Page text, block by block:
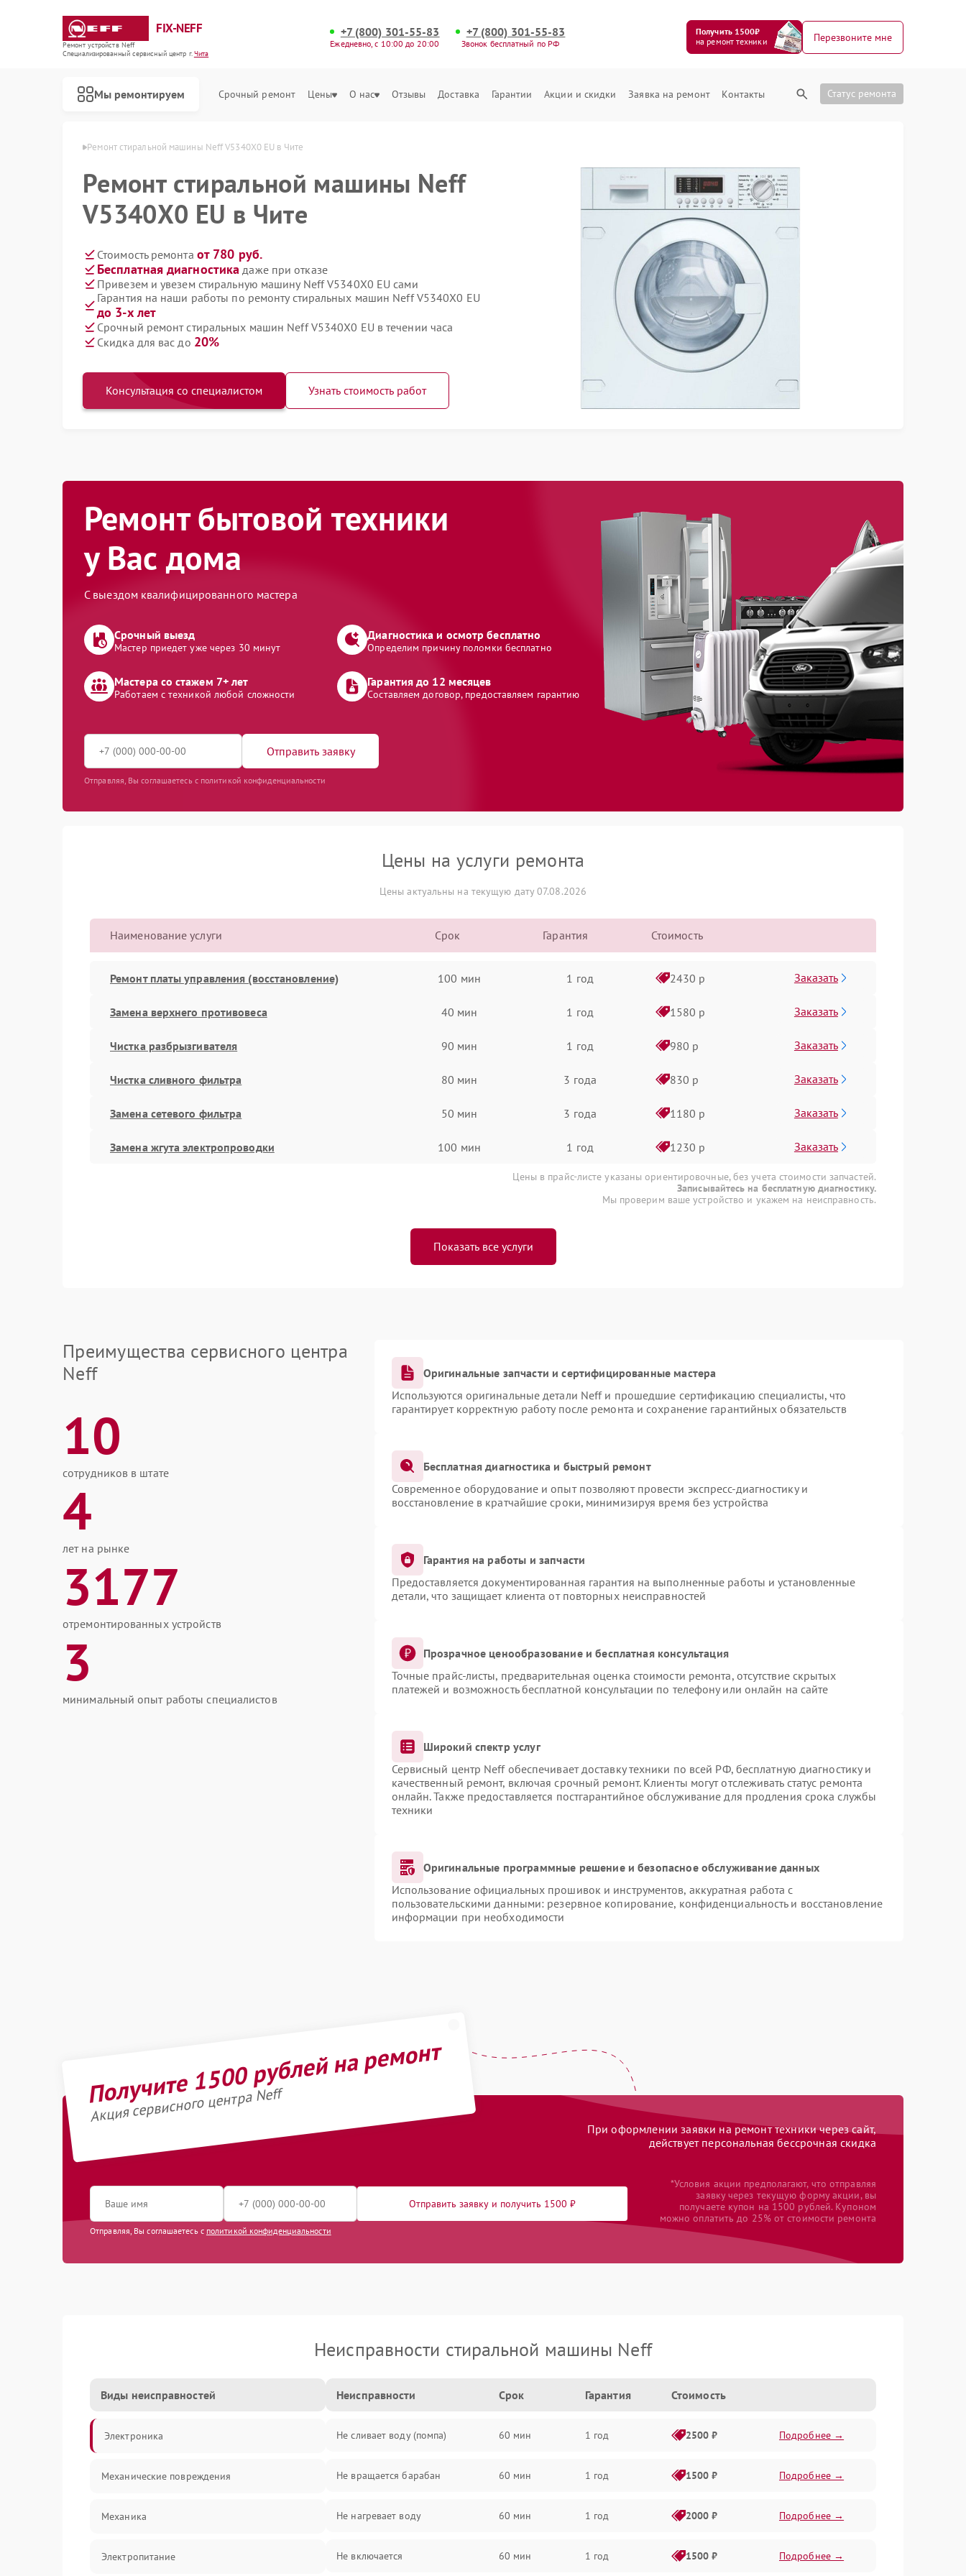
FIX-NEFF
Ремонт устройств Neff
Специализированный cервисный центр г.Чита
+7 (800) 301-55-83
Ежедневно, с 10:00 до 20:00
+7 (800) 301-55-83
Звонок бесплатный по РФ
Получить 1500₽
на ремонт техники
Перезвоните мне
Мы ремонтируем Срочный ремонт Цены О нас Отзывы Доставка Гарантии Акции и скидки Заявка на ремонт Контакты Статус ремонта
машин Neff в Чите Ремонт стиральной машины Neff V5340X0 EU в Чите
Ремонт стиральной машины Neff
V5340X0 EU в Чите
Стоимость ремонта от 780 руб.
Бесплатная диагностика даже при отказе
Привезем и увезем стиральную машину Neff V5340X0 EU сами
Гарантия на наши работы по ремонту стиральных машин Neff V5340X0 EU
до 3-х лет
Срочный ремонт стиральных машин Neff V5340X0 EU в течении часа
Скидка для вас до 20%
Консультация со специалистом Узнать стоимость работ
Ремонт бытовой техники
у Вас дома
С выездом квалифицированного мастера
Срочный выезд
Мастер приедет уже через 30 минут
Диагностика и осмотр бесплатно
Определим причину поломки бесплатно
Мастера со стажем 7+ лет
Работаем с техникой любой сложности
Гарантия до 12 месяцев
Составляем договор, предоставляем гарантию
Отправить заявку
Отправляя, Вы соглашаетесь с политикой конфиденциальности
Цены на услуги ремонта
Цены актуальны на текущую дату 07.08.2026
Наименование услуги Срок Гарантия Стоимость
Ремонт платы управления (восстановление) 100 мин 1 год 2430 р Заказать
Замена верхнего противовеса 40 мин 1 год 1580 р Заказать
Чистка разбрызгивателя 90 мин 1 год 980 р Заказать
Чистка сливного фильтра 80 мин 3 года 830 р Заказать
Замена сетевого фильтра 50 мин 3 года 1180 р Заказать
Замена жгута электропроводки 100 мин 1 год 1230 р Заказать
Цены в прайс-листе указаны ориентировочные, без учета стоимости запчастей.
Записывайтесь на бесплатную диагностику.
Мы проверим ваше устройство и укажем на неисправность.
Показать все услуги
Преимущества сервисного центра
Neff
10
сотрудников в штате
4
лет на рынке
3177
отремонтированных устройств
3
минимальный опыт работы специалистов
Оригинальные запчасти и сертифицированные мастера
Используются оригинальные детали Neff и прошедшие сертификацию специалисты, что
гарантирует корректную работу после ремонта и сохранение гарантийных обязательств
Бесплатная диагностика и быстрый ремонт
Современное оборудование и опыт позволяют провести экспресс-диагностику и
восстановление в кратчайшие сроки, минимизируя время без устройства
Гарантия на работы и запчасти
Предоставляется документированная гарантия на выполненные работы и установленные
детали, что защищает клиента от повторных неисправностей
Прозрачное ценообразование и бесплатная консультация
Точные прайс-листы, предварительная оценка стоимости ремонта, отсутствие скрытых
платежей и возможность бесплатной консультации по телефону или онлайн на сайте
Широкий спектр услуг
Сервисный центр Neff обеспечивает доставку техники по всей РФ, бесплатную диагностику и
качественный ремонт, включая срочный ремонт. Клиенты могут отслеживать статус ремонта
онлайн. Также предоставляется постгарантийное обслуживание для продления срока службы
техники
Оригинальные программные решение и безопасное обслуживание данных
Использование официальных прошивок и инструментов, аккуратная работа с
пользовательскими данными: резервное копирование, конфиденциальность и восстановление
информации при необходимости
Получите 1500 рублей на ремонт
Акция сервисного центра Neff
При оформлении заявки на ремонт техники через сайт,
действует персональная бессрочная скидка
Отправить заявку и получить 1500 ₽
Отправляя, Вы соглашаетесь с политикой конфиденциальности
*Условия акции предполагают, что отправляя
заявку через текущую форму акции, вы
получаете купон на 1500 рублей. Купоном
можно оплатить до 25% от стоимости ремонта
Неисправности стиральной машины Neff
Виды неисправностей
Электроника
Механические повреждения
Механика
Электропитание
Неисправности Срок Гарантия Стоимость
Не сливает воду (помпа) 60 мин 1 год 2500 ₽ Подробнее →
Не вращается барабан 60 мин 1 год 1500 ₽ Подробнее →
Не нагревает воду 60 мин 1 год 2000 ₽ Подробнее →
Не включается 60 мин 1 год 1500 ₽ Подробнее →